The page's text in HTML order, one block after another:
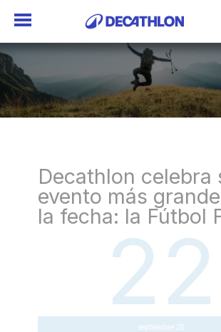
Decathlon celebra
evento más
la fecha: la Fútbol
22
septiembre 25